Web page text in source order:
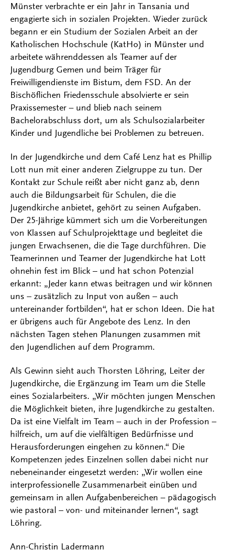
Münster verbrachte er ein Jahr in Tansania und
engagierte sich in sozialen Projekten. Wieder zurück
begann er ein Studium der Sozialen Arbeit an der
Katholischen Hochschule (KatHo) in Münster und
arbeitete währenddessen als Teamer auf der
Jugendburg Gemen und beim Träger für
Freiwilligendienste im Bistum, dem FSD. An der
Bischöflichen Friedensschule absolvierte er sein
Praxissemester – und blieb nach seinem
Bachelorabschluss dort, um als Schulsozialarbeiter
Kinder und Jugendliche bei Problemen zu betreuen.
In der Jugendkirche und dem Café Lenz hat es Phillip
Lott nun mit einer anderen Zielgruppe zu tun. Der
Kontakt zur Schule reißt aber nicht ganz ab, denn
auch die Bildungsarbeit für Schulen, die die
Jugendkirche anbietet, gehört zu seinen Aufgaben.
Der 25-Jährige kümmert sich um die Vorbereitungen
von Klassen auf Schulprojekttage und begleitet die
jungen Erwachsenen, die die Tage durchführen. Die
Teamerinnen und Teamer der Jugendkirche hat Lott
ohnehin fest im Blick – und hat schon Potenzial
erkannt: „Jeder kann etwas beitragen und wir können
uns – zusätzlich zu Input von außen – auch
untereinander fortbilden“, hat er schon Ideen. Die hat
er übrigens auch für Angebote des Lenz. In den
nächsten Tagen stehen Planungen zusammen mit
den Jugendlichen auf dem Programm.
Als Gewinn sieht auch Thorsten Löhring, Leiter der
Jugendkirche, die Ergänzung im Team um die Stelle
eines Sozialarbeiters. „Wir möchten jungen Menschen
die Möglichkeit bieten, ihre Jugendkirche zu gestalten.
Da ist eine Vielfalt im Team – auch in der Profession –
hilfreich, um auf die vielfältigen Bedürfnisse und
Herausforderungen eingehen zu können.“ Die
Kompetenzen jedes Einzelnen sollen dabei nicht nur
nebeneinander eingesetzt werden: „Wir wollen eine
interprofessionelle Zusammenarbeit einüben und
gemeinsam in allen Aufgabenbereichen – pädagogisch
wie pastoral – von- und miteinander lernen“, sagt
Löhring.
Ann-Christin Ladermann